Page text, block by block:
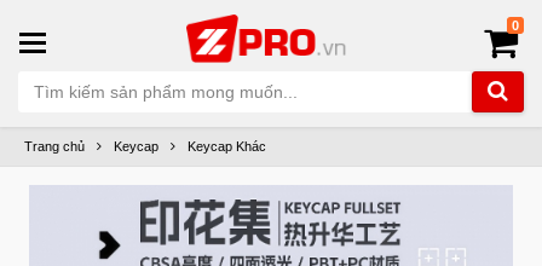
0
Trang chủ Keycap Keycap Khác